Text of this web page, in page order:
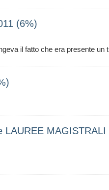
(6%)
il fatto che era presente un
LAUREE